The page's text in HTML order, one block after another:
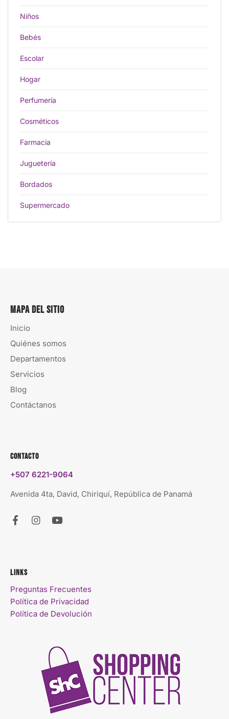
Niños
Bebés
Escolar
Hogar
Perfumería
Cosméticos
Farmacia
Juguetería
Bordados
Supermercado
Mapa del sitio
Inicio
Quiénes somos
Departamentos
Servicios
Blog
Contáctanos
Contacto
+507 6221-9064
Avenida 4ta, David, Chiriquí, República de Panamá
Links
Preguntas Frecuentes
Política de Privacidad
Política de Devolución